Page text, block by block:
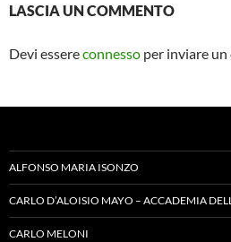
LASCIA UN COMMENTO
Devi essereconnesso per inviare
ALFONSO MARIA ISONZO
CARLO D’ALOISIO MAYO – ACCADEMIA
CARLO MELONI